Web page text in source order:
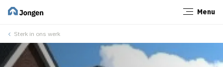
Menu
Sterk in ons werk
Sluiten